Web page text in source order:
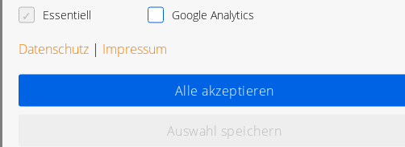
Essentiell Google Analytics
Datenschutz | Impressum
Alle akzeptieren
Auswahl speichern